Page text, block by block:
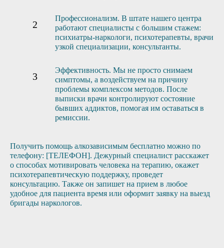
Профессионализм. В штате нашего центра
работают специалисты с большим стажем:
психиатры-наркологи, психотерапевты, врачи
узкой специализации, консультанты.
Эффективность. Мы не просто снимаем
симптомы, а воздействуем на причину
проблемы комплексом методов. После
выписки врачи контролируют состояние
бывших аддиктов, помогая им оставаться в
ремиссии.
Получить помощь алкозависимым бесплатно можно по
телефону: [ТЕЛЕФОН]. Дежурный специалист расскажет
о способах мотивировать человека на терапию, окажет
психотерапевтическую поддержку, проведет
консультацию. Также он запишет на прием в любое
удобное для пациента время или оформит заявку на выезд
бригады наркологов.